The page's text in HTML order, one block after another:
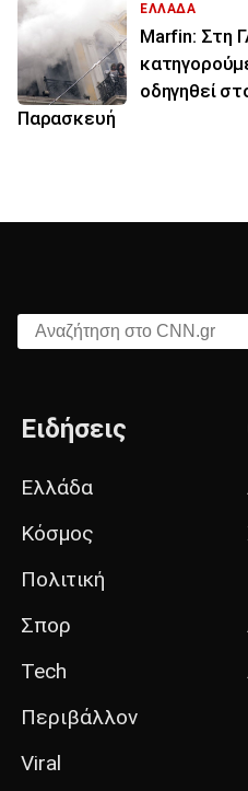
ΕΛΛΑΔΑ
Marfin: Στη
οδηγηθεί
Παρασκευή
Αναζήτηση στο CNN.gr
Ειδήσεις
Ελλάδα
Κόσμος
Πολιτική
Σπορ
Tech
Περιβάλλον
Viral